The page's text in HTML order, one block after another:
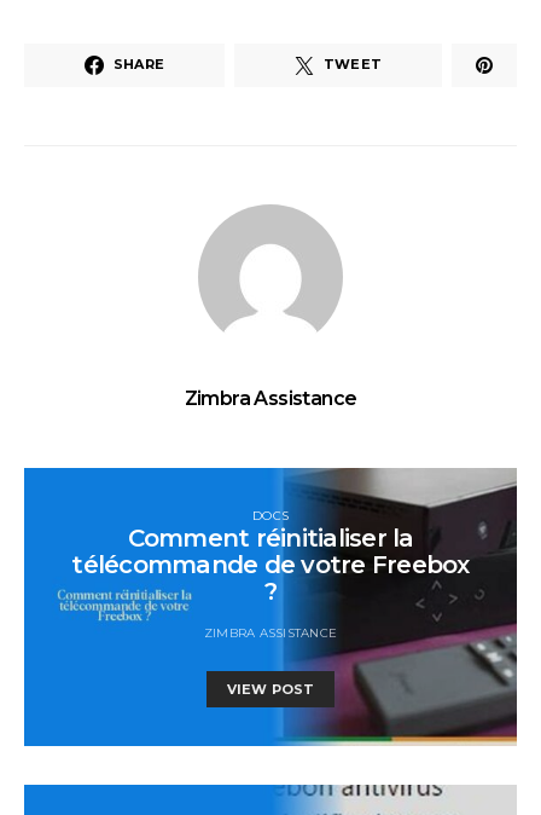
SHARE TWEET
Zimbra Assistance
DOCS
Comment réinitialiser la
télécommande de votre Freebox
?
ZIMBRA ASSISTANCE
VIEW POST